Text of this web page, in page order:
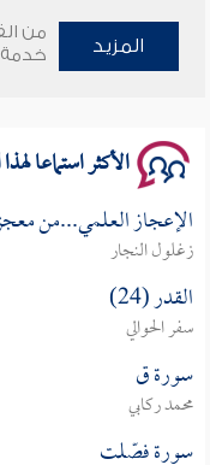
وأمنهم من خوف 9
المزيد
من
خدمة
الأكثر استماعا
الإعجاز العلمي...من
زغلول النجار
القدر (24)
سفر الحوالي
سورة ق
محمد ركابي
سورة فصّلت